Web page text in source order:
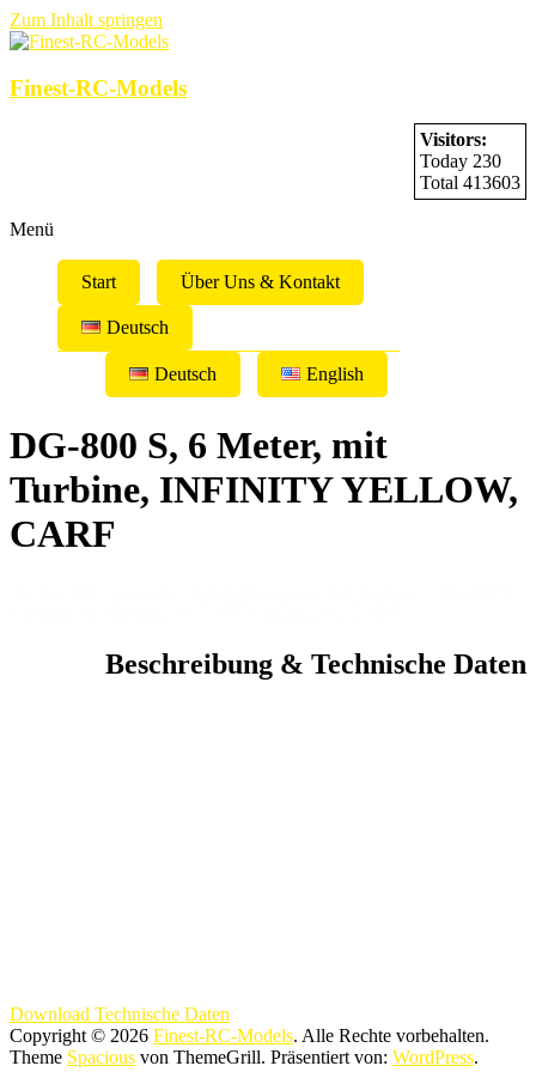
Zum Inhalt springen
Finest-RC-Models
Visitors:
Today 230
Total 413603
Menü
Start Über Uns & Kontakt
Deutsch
Deutsch English
DG-800 S, 6 Meter, mit
Turbine, INFINITY YELLOW,
CARF
Beschreibung & Technische Daten
Download Technische Daten
Copyright © 2026 Finest-RC-Models. Alle Rechte vorbehalten.
Theme Spacious von ThemeGrill. Präsentiert von: WordPress.